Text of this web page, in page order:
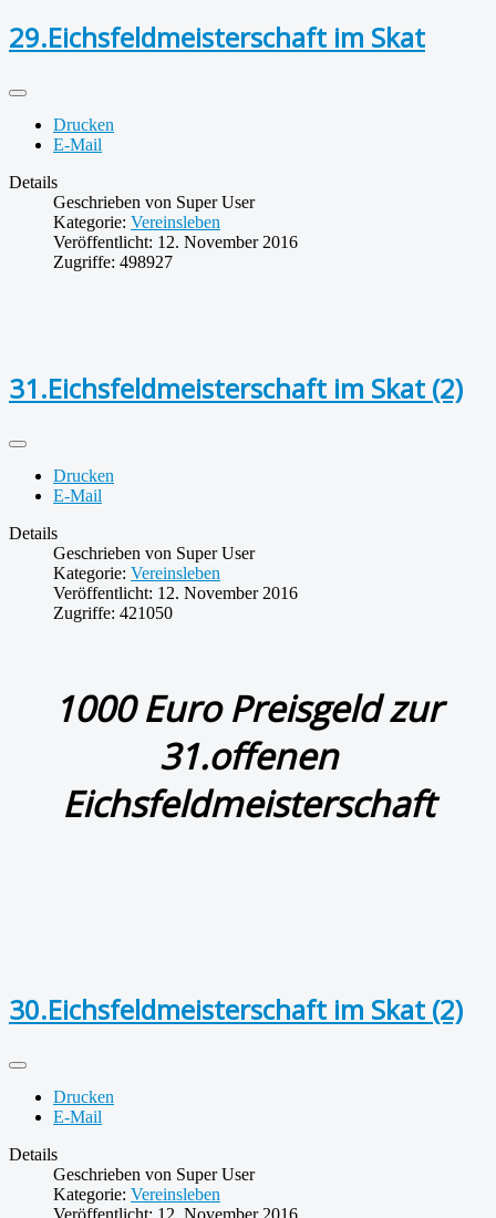
29.Eichsfeldmeisterschaft im Skat
Drucken
E-Mail
Details
Geschrieben von Super User
Kategorie: Vereinsleben
Veröffentlicht: 12. November 2016
Zugriffe: 498927
31.Eichsfeldmeisterschaft im Skat (2)
Drucken
E-Mail
Details
Geschrieben von Super User
Kategorie: Vereinsleben
Veröffentlicht: 12. November 2016
Zugriffe: 421050
1000 Euro Preisgeld zur
31.offenen
Eichsfeldmeisterschaft
30.Eichsfeldmeisterschaft im Skat (2)
Drucken
E-Mail
Details
Geschrieben von Super User
Kategorie: Vereinsleben
Veröffentlicht: 12. November 2016